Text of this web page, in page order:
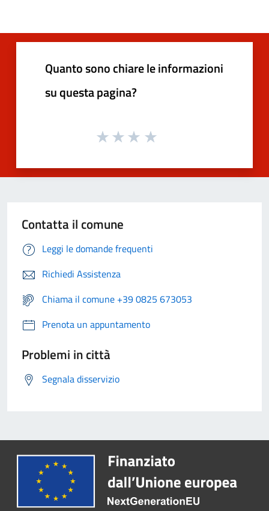
Quanto sono chiare le informazioni
su questa pagina?
Contatta il comune
Leggi le domande frequenti
Richiedi Assistenza
Chiama il comune +39 0825 673053
Prenota un appuntamento
Problemi in città
Segnala disservizio